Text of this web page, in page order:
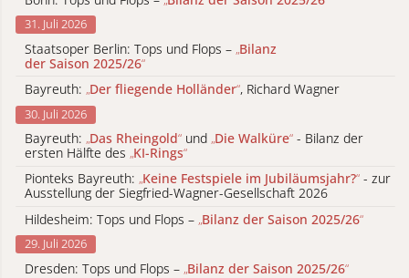
31. Juli 2026
Staatsoper Berlin: Tops und Flops – „Bilanz
der Saison 2025/26“
Bayreuth: „Der fliegende Holländer“, Richard Wagner
30. Juli 2026
Bayreuth: „Das Rheingold“ und „Die Walküre“ - Bilanz der
ersten Hälfte des „KI-Rings“
Pionteks Bayreuth: „Keine Festspiele im Jubiläumsjahr?“ - zur
Ausstellung der Siegfried-Wagner-Gesellschaft 2026
Hildesheim: Tops und Flops – „Bilanz der Saison 2025/26“
29. Juli 2026
Dresden: Tops und Flops – „Bilanz der Saison 2025/26“